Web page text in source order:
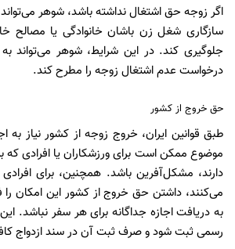
اگر زوجه حق اشتغال نداشته باشد، شوهر
سازگاری شغل زن باشان خانوادگی یا مصالح
جلوگیری کند. در این شرایط، شوهر می‌تواند
درخواست عدم اشتغال زوجه را مطرح کند.
حق خروج از کشور
طبق قوانین ایران، خروج زوجه از کشور نیاز به
موضوع ممکن است برای ورزشکاران یا افرادی
دارند، مشکل‌آفرین باشد. همچنین، برای
می‌کنند، داشتن حق خروج از کشور این امکان را
به دریافت اجازه جداگانه برای هر سفر نباشد.
رسمی ثبت شود و صرف ثبت آن در سند ازدواج